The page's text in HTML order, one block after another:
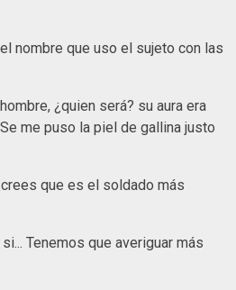
nombre que uso el sujeto con las
¿quien será? su aura era
me puso la piel de gallina justo
que es el soldado más
Tenemos que averiguar más